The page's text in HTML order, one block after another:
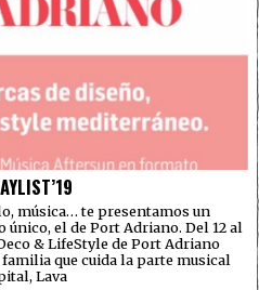
música… te presentamos un
el de Port Adriano. Del 12 al
& LifeStyle de Port Adriano
que cuida la parte musical
Lava